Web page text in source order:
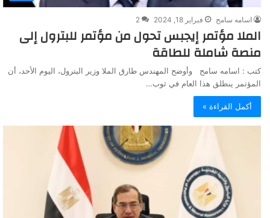
اسامه سامح فبراير 18, 2024 2
الملا مؤتمر إيجبس تحول من مؤتمر للبترول إلى
منصة شاملة للطاقة
كتب : اسامه سامح وأوضح المهندس طارق الملا وزير البترول، اليوم الأحد، أن
المؤتمر ينطلق هذا العام في ثوب…
أكمل القراءة »